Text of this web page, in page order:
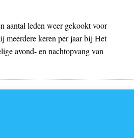
aantal leden weer gekookt voor
meerdere keren per jaar bij Het
avond- en nachtopvang van